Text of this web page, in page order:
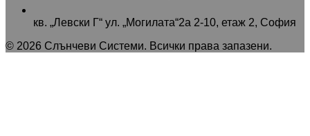
кв. „Левски Г“ ул. „Могилата“2а 2-10, етаж 2, София
© 2026 Слънчеви Системи. Всички права запазени.